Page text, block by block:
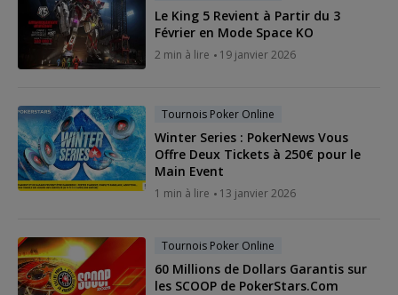
Le King 5 Revient à Partir du 3
Février en Mode Space KO
2 min à lire 19 janvier 2026
Tournois Poker Online
Winter Series : PokerNews Vous
Offre Deux Tickets à 250€ pour le
Main Event
1 min à lire 13 janvier 2026
Tournois Poker Online
60 Millions de Dollars Garantis sur
les SCOOP de PokerStars.Com